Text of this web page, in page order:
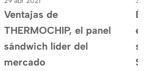
Ventajas de
THERMOCHIP, el panel
sándwich lí­der del
mercado